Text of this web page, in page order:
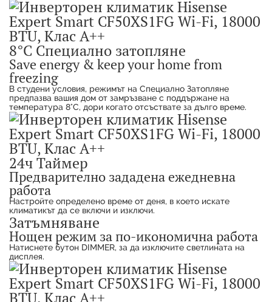
8°C Специално затопляне
Save energy & keep your home from
freezing
В студени условия, режимът на Специално Затопляне
предпазва вашия дом от замръзване с поддържане на
температура 8°C, дори когато отсъствате за дълго време.
24ч Таймер
Предварително зададена ежедневна
работа
Настройте определено време от деня, в което искате
климатикът да се включи и изключи.
Затъмняване
Нощен режим за по-икономична работа
Натиснете бутон DIMMER, за да изключите светлината на
дисплея.